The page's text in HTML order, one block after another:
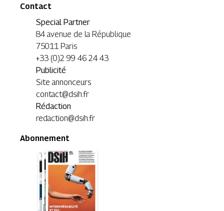
Contact
Special Partner
84 avenue de la République
75011 Paris
+33 (0)2 99 46 24 43
Publicité
Site annonceurs
contact@dsih.fr
Rédaction
redaction@dsih.fr
Abonnement